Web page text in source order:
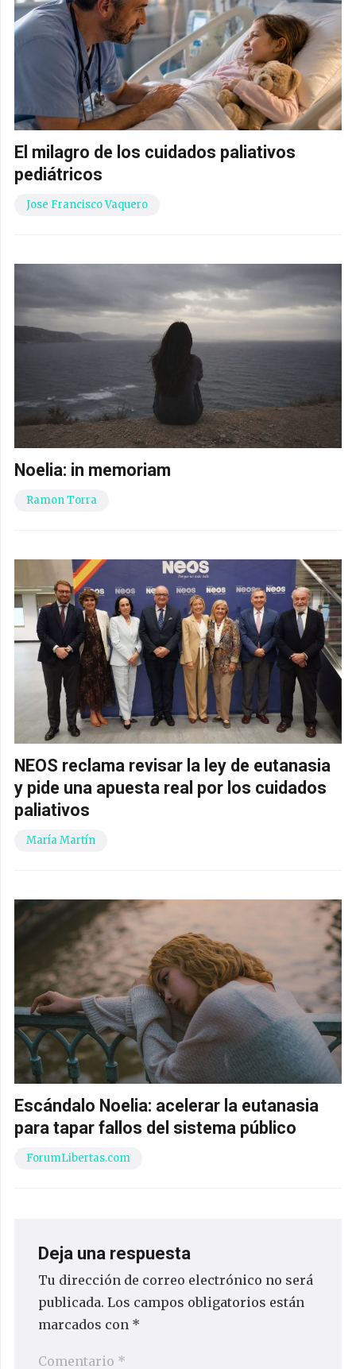
El milagro de los cuidados paliativos
pediátricos
Jose Francisco Vaquero
Noelia: in memoriam
Ramon Torra
NEOS reclama revisar la ley de eutanasia
y pide una apuesta real por los cuidados
paliativos
María Martín
Escándalo Noelia: acelerar la eutanasia
para tapar fallos del sistema público
ForumLibertas.com
Deja una respuesta
Tu dirección de correo electrónico no será
publicada. Los campos obligatorios están
marcados con *